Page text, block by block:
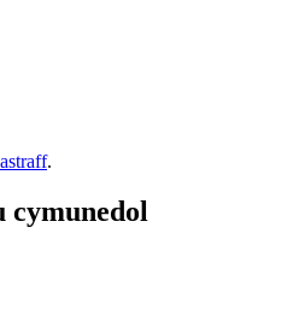
.
cymunedol